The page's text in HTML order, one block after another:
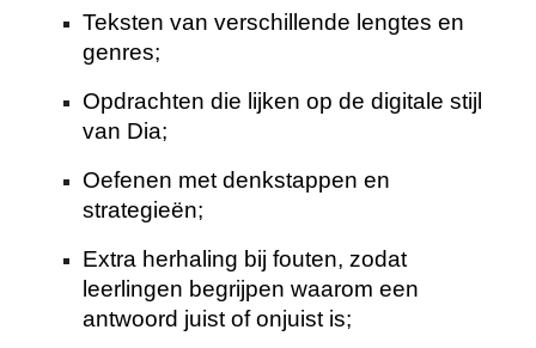
Teksten van verschillende lengtes en
genres;
Opdrachten die lijken op de digitale stijl
van Dia;
Oefenen met denkstappen en
strategieën;
Extra herhaling bij fouten, zodat
leerlingen begrijpen waarom een
antwoord juist of onjuist is;